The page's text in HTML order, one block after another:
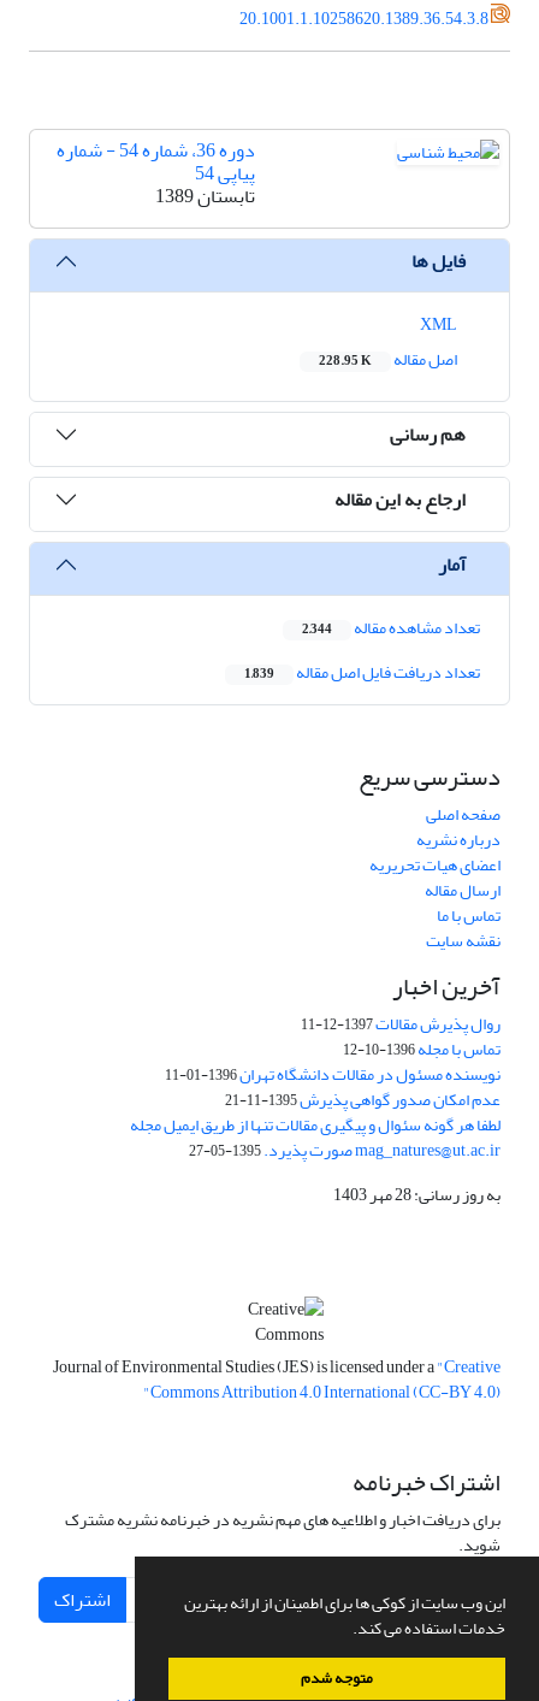
این وب سایت از کوکی ها برای اطمینان از ارائه بهترین
خدمات استفاده می کند.
متوجه شدم
20.1001.1.10258620.1389.36.54.3.8
دوره 36، شماره 54 - شماره
پیاپی 54
تابستان 1389
فایل ها
اصل مقاله
228.95 K
هم رسانی
ارجاع به این مقاله
آمار
تعداد مشاهده مقاله 2,344
تعداد دریافت فایل اصل مقاله 1,839
دسترسی سریع
صفحه اصلی
درباره نشریه
اعضای هیات تحریریه
ارسال مقاله
تماس با ما
نقشه سایت
آخرین اخبار
روال پذیرش مقالات1397-12-11
تماس با مجله1396-10-12
نویسنده مسئول در مقالات دانشگاه تهران1396-01-11
عدم امکان صدور گواهی پذیرش1395-11-21
لطفا هر گونه سئوال و پیگیری مقالات تنها از طریق ایمیل مجله
mag_natures@ut.ac.ir صورت پذیرد. 1395-05-27
به روز رسانی: 28 مهر 1403
Journal of Environmental Studies (JES) is licensed under a"Creative
Commons Attribution 4.0 International (CC-BY 4.0)"
اشتراک خبرنامه
برای دریافت اخبار و اطلاعیه های مهم نشریه در خبرنامه نشریه مشترک
شوید.
اشتراک